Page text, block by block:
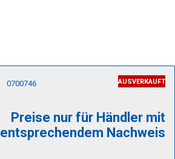
AUSVERKAUFT
0700746
Preise nur für Händler mit
entsprechendem Nachweis